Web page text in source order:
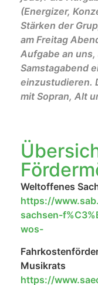
(Energizer,
Stärken der
am Freitag
Aufgabe an
Samstagabend
einzustudieren.
mit Sopran, Alt
Weltoffenes
https://
sachsen-
wos-
Musikrats
https://